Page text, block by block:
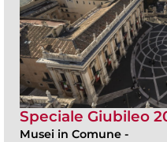
Speciale Giubileo
Musei in Comune -